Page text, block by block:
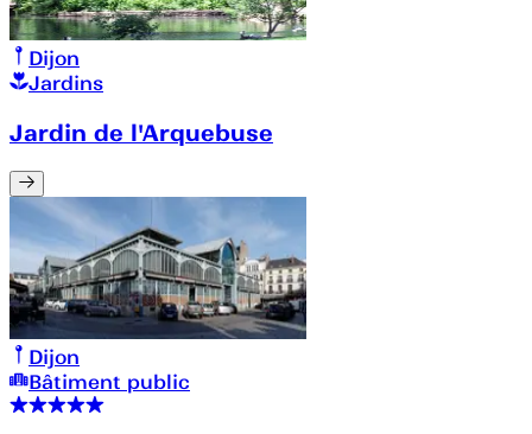
Dijon
Jardins
Jardin de l'Arquebuse
Dijon
Bâtiment public